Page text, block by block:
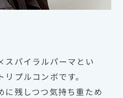
パイラルパーマとい
プルコンボです。
に残しつつ気持ち重ため